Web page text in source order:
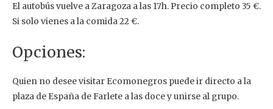
El autobús vuelve a Zaragoza a las 17h. Precio completo 35 €.
Si solo vienes a la comida 22 €.
Opciones:
Quien no desee visitar Ecomonegros puede ir directo a la
plaza de España de Farlete a las doce y unirse al grupo.